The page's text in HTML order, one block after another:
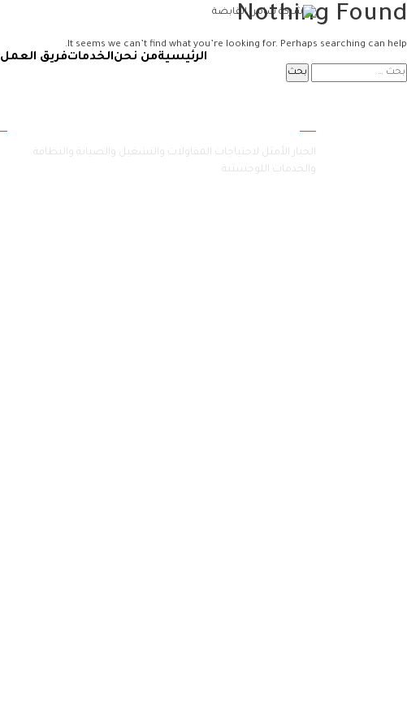
الرئيسيةمن نحنالخدماتفريق العمل
Nothing Found
It seems we can’t find what you’re looking for. Perhaps searching can help.
الخيار الأمثل لاحتياجات المقاولات والتشغيل والصيانة والنظافة
والخدمات اللوجستية